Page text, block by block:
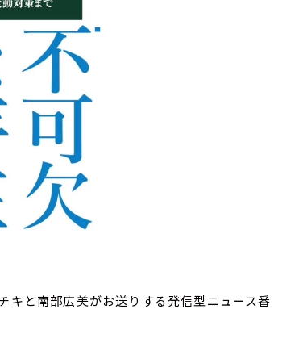
キと南部広美がお送りする発信型ニュース番